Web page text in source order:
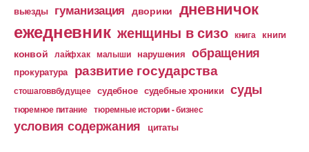
выезды гуманизация дворики дневничок
ежедневник женщины в сизо книга книги
конвой лайфхак малыши нарушения обращения
прокуратура развитие государства
стошаговвбудущее судебное судебные хроники суды
тюремное питание тюремные истории - бизнес
условия содержания цитаты